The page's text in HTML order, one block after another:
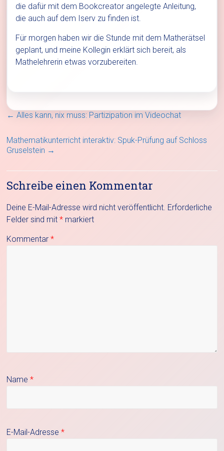
die dafür mit dem Bookcreator angelegte Anleitung,
die auch auf dem Iserv zu finden ist.
Für morgen haben wir die Stunde mit dem Matherätsel
geplant, und meine Kollegin erklärt sich bereit, als
Mathelehrerin etwas vorzubereiten.
← Alles kann, nix muss: Partizipation im Videochat
Mathematikunterricht interaktiv: Spuk-Prüfung auf Schloss
Gruselstein →
Schreibe einen Kommentar
Deine E-Mail-Adresse wird nicht veröffentlicht. Erforderliche
Felder sind mit* markiert
Kommentar*
Name*
E-Mail-Adresse*